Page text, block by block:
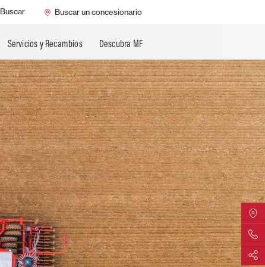
Buscar Buscar un concesionario
Servicios y Recambios Descubra MF